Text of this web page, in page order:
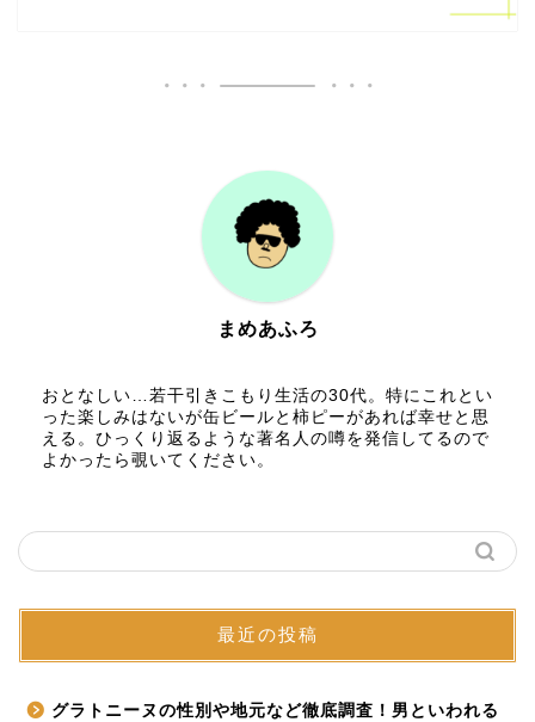
まめあふろ
おとなしい…若干引きこもり生活の30代。特にこれとい
った楽しみはないが缶ビールと柿ピーがあれば幸せと思
える。ひっくり返るような著名人の噂を発信してるので
よかったら覗いてください。
最近の投稿
グラトニーヌの性別や地元など徹底調査！男といわれる